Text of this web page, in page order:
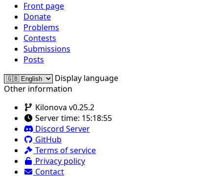
Front page
Donate
Problems
Contests
Submissions
Posts
Display language
Other information
Kilonova v0.25.2
Server time: 15:18:55
Discord Server
GitHub
Terms of service
Privacy policy
Contact